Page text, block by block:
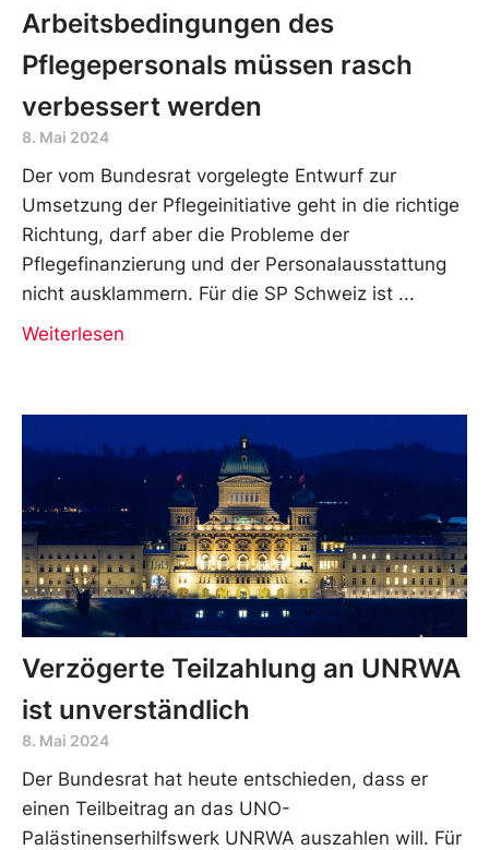
Arbeitsbedingungen des
Pflegepersonals müssen rasch
verbessert werden
8. Mai 2024
Der vom Bundesrat vorgelegte Entwurf zur
Umsetzung der Pflegeinitiative geht in die richtige
Richtung, darf aber die Probleme der
Pflegefinanzierung und der Personalausstattung
nicht ausklammern. Für die SP Schweiz ist
Weiterlesen
Verzögerte Teilzahlung an UNRWA
ist unverständlich
8. Mai 2024
Der Bundesrat hat heute entschieden, dass er
einen Teilbeitrag an das UNO-
Palästinenserhilfswerk UNRWA auszahlen will. Für